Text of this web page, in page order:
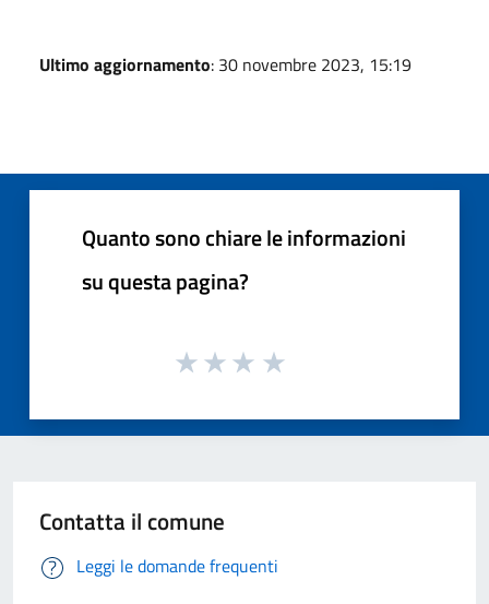
Ultimo aggiornamento: 30 novembre 2023, 15:19
Quanto sono chiare le informazioni
su questa pagina?
Contatta il comune
Leggi le domande frequenti